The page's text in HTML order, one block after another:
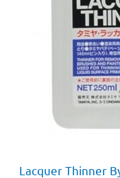
Lacquer Thinner